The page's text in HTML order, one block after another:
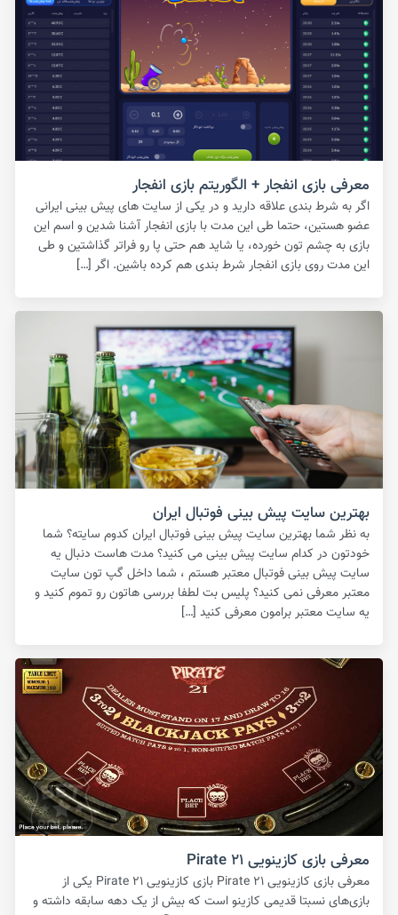
معرفی بازی انفجار + الگوریتم بازی انفجار
اگر به شرط بندی علاقه دارید و در یکی از سایت های پیش بینی ایرانی
عضو هستین، حتما طی این مدت با بازی انفجار آشنا شدین و اسم این
بازی به چشم تون خورده، یا شاید هم حتی پا رو فراتر گذاشتین و طی
این مدت روی بازی انفجار شرط بندی هم کرده باشین. اگر […]
بهترین سایت پیش بینی فوتبال ایران
به نظر شما بهترین سایت پیش بینی فوتبال ایران کدوم سایته؟ شما
خودتون در کدام سایت پیش بینی می کنید؟ مدت هاست دنبال یه
سایت پیش بینی فوتبال معتبر هستم ، شما داخل گپ تون سایت
معتبر معرفی نمی کنید؟ پلیس بت لطفا بررسی هاتون رو تموم کنید و
یه سایت معتبر برامون معرفی کنید […]
معرفی بازی کازینویی Pirate ۲۱
معرفی بازی کازینویی Pirate ۲۱ بازی کازینویی Pirate ۲۱ یکی از
بازی‌های نسبتا قدیمی کازینو است که بیش از یک دهه سابقه داشته و